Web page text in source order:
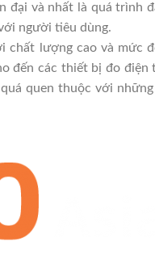
và nhất là quá trình
người tiêu dùng.
chất lượng cao và mức
đến các thiết bị đo
quen thuộc với